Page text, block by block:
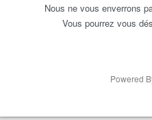
Nous ne vous enverrons
Vous pourrez vous
Powered